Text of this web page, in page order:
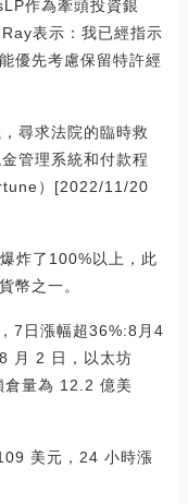
作為牽頭投資銀
表示：我已經指示
優先考慮保留特許經
尋求法院的臨時救
管理系統和付款程
）[2022/11/20
炸了100%以上，此
幣之一。
7日漲幅超36%:8月4
月 2 日，以太坊
量為 12.2 億美
美元，24 小時漲